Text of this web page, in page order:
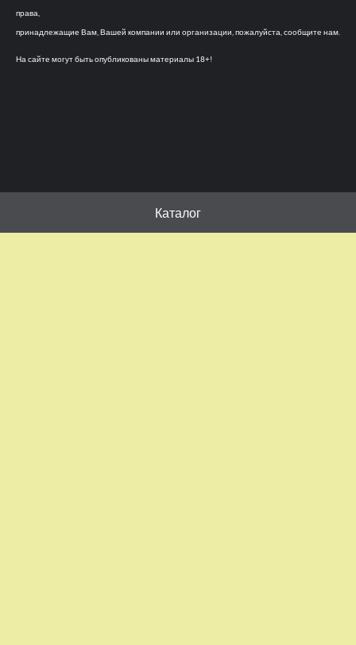
права,
принадлежащие Вам, Вашей компании или организации, пожалуйста, сообщите нам.
На сайте могут быть опубликованы материалы 18+!
Каталог